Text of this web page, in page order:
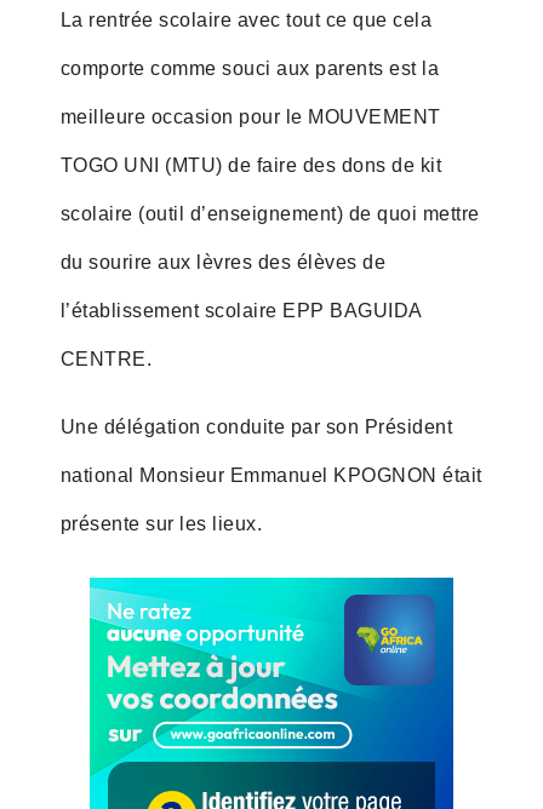
La rentrée scolaire avec tout ce que cela
comporte comme souci aux parents est la
meilleure occasion pour le MOUVEMENT
TOGO UNI (MTU) de faire des dons de kit
scolaire (outil d’enseignement) de quoi mettre
du sourire aux lèvres des élèves de
l’établissement scolaire EPP BAGUIDA
CENTRE.
Une délégation conduite par son Président
national Monsieur Emmanuel KPOGNON était
présente sur les lieux.